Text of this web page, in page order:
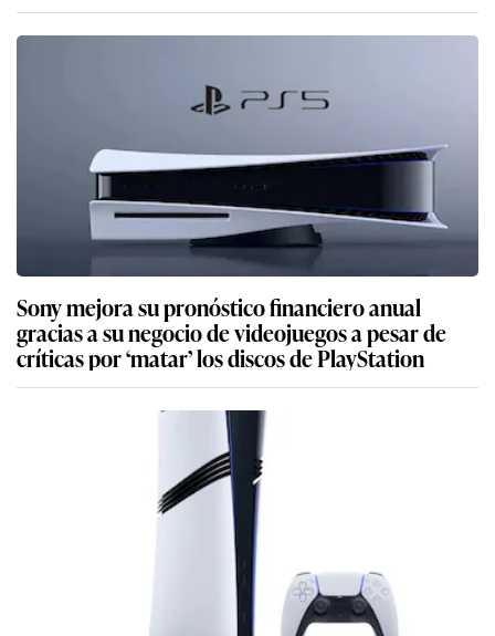
Sony mejora su pronóstico financiero anual
gracias a su negocio de videojuegos a pesar de
críticas por ‘matar’ los discos de PlayStation